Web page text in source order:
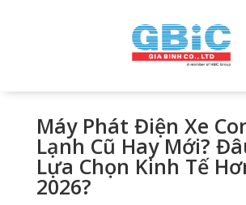
Máy Phát Điện Xe
Lạnh Cũ Hay Mới?
Lựa Chọn Kinh Tế
2026?